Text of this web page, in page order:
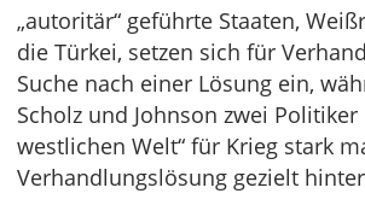
„autoritär“ geführte Staaten,
die Türkei, setzen sich für
Suche nach einer Lösung ein,
Scholz und Johnson zwei Politiker
westlichen Welt“ für Krieg stark
Verhandlungslösung gezielt